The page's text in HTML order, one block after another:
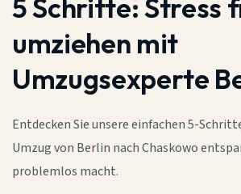
5 Schritte:Stress
umziehen mit
Umzugsexperte
Entdecken Sie unsere einfachen 5-
Umzug von Berlin nach Chaskowo
problemlos macht.